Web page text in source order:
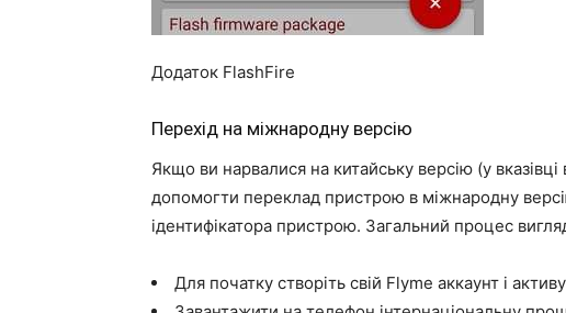
Додаток FlashFire
Перехід на міжнародну версію
Якщо ви нарвалися на китайську версію (у
допомогти переклад пристрою в міжнародну
ідентифікатора пристрою. Загальний процес
Для початку створіть свій Flyme аккаунт і